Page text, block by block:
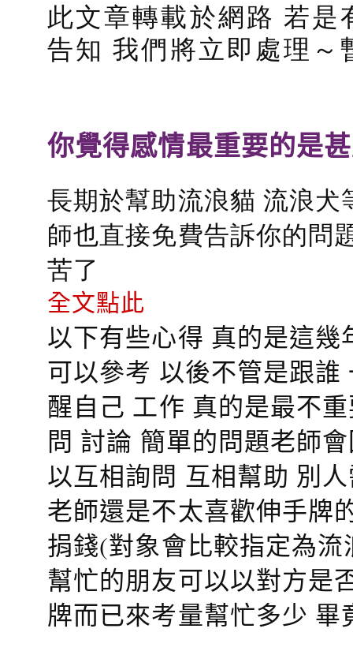
此文章轉載於網路 若
告知 我們將立即處理～
你覺得感情最重要的是
長期於幫助流浪貓 流浪
師也直接免費告訴你的問
苦了
全文點此
以下有些心得 真的是這
可以參考 以後不管是跟
醒自己 工作 真的是最不
問 討論 簡單的問題老師
以互相詢問 互相幫助 別
老師還是不太喜歡伸手牌
捐錢(對象會比較指定為
幫忙的朋友可以以對方是
牌而已來考量幫忙多少